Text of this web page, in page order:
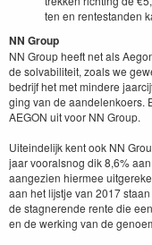
ten en rente­s­tanden
NN Group
NN Group heeft net als
de solv­abiliteit, zoals we
bedri­jf het met min­dere
ging van de aan­de­lenko­ers.
AEGON uit voor NN Group.
Uitein­delijk kent ook NN
jaar vooral­snog dik8,6%
aangezien hier­mee
aan het lijst­je van 2017
de stag­nerende rente die
en de werk­ing van de